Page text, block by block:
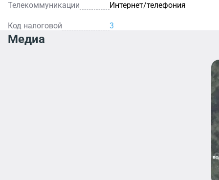
Телекоммуникации Интернет/телефония
Код налоговой 3
Медиа